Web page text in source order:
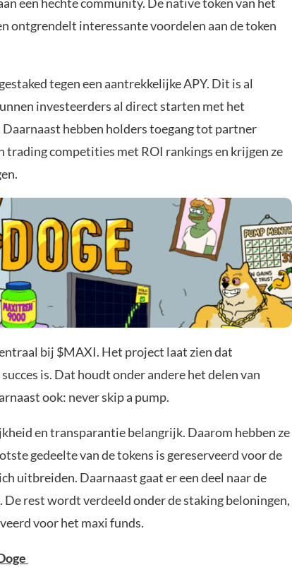
ontgrendelt interessante voordelen aan de token
tegen een aantrekkelijke APY. Dit is al
investeerders al direct starten met het
hebben holders toegang tot partner
trading competities met ROI rankings en krijgen ze
bij $MAXI. Het project laat zien dat
is. Dat houdt onder andere het delen van
ook: never skip a pump.
en transparantie belangrijk. Daarom hebben ze
gedeelte van de tokens is gereserveerd voor de
uitbreiden. Daarnaast gaat er een deel naar de
rest wordt verdeeld onder de staking beloningen,
voor het maxi funds.